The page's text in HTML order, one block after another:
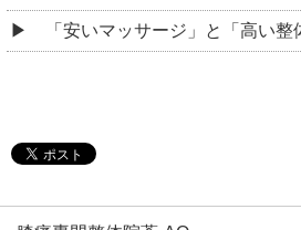
「安いマッサージ」と「高い整